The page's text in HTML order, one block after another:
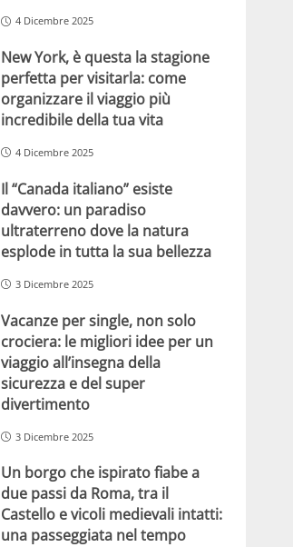
4 Dicembre 2025
New York, è questa la stagione
perfetta per visitarla: come
organizzare il viaggio più
incredibile della tua vita
4 Dicembre 2025
Il “Canada italiano” esiste
davvero: un paradiso
ultraterreno dove la natura
esplode in tutta la sua bellezza
3 Dicembre 2025
Vacanze per single, non solo
crociera: le migliori idee per un
viaggio all’insegna della
sicurezza e del super
divertimento
3 Dicembre 2025
Un borgo che ispirato fiabe a
due passi da Roma, tra il
Castello e vicoli medievali intatti:
una passeggiata nel tempo